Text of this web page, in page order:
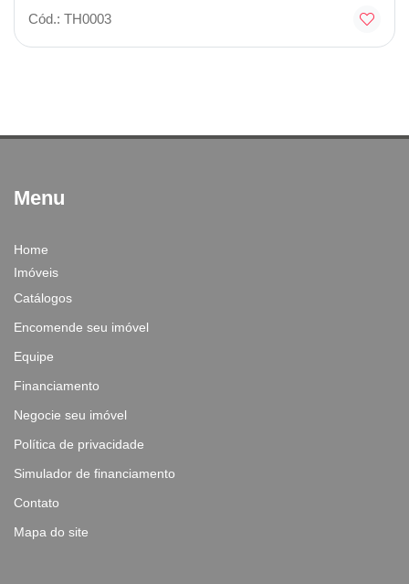
Cód.: TH0003
Menu
Home
Imóveis
Catálogos
Encomende seu imóvel
Equipe
Financiamento
Negocie seu imóvel
Política de privacidade
Simulador de financiamento
Contato
Mapa do site